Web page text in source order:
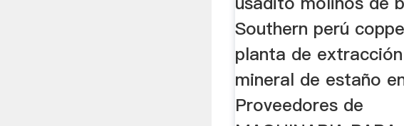
Southern perú
planta de
mineral de estaño
Proveedores de